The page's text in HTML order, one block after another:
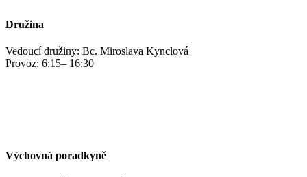
Družina
Vedoucí družiny: Bc. Miroslava Kynclová
Provoz: 6:15– 16:30
Výchovná poradkyně